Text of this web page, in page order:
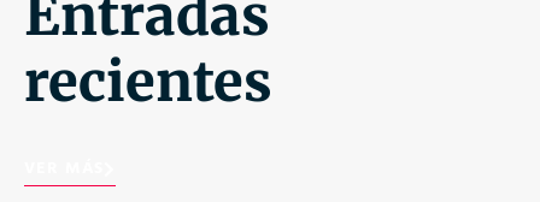
Entradas
recientes